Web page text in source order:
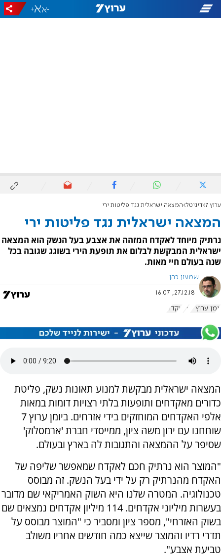
-
+
ערוץ 7 דיגיטל המצאה ישראלית נגד פליטות ירי
המצאה ישראלית נגד פליטות ירי
נרתיק מיוחד לאקדח המזהה את אצבע בעל הנשק הוא המצאה
ישראלית המבקשת לבלום את תופעת הירי בשוגג שגובה בכל
שנה בעולם חיי מאות.
שמעון כהן
27.12.18, 16:07
יומן ערוץ 7 ירי אקדח
המצאה ישראלית מבקשת למנוע תאונות נשק, פליטת
כדורים מאקדחים ותופעות בלתי רצויות דומות במאות
אלפי האקדחים המוחזקים בידי אזרחים. ביומן ערוץ 7
שוחחנו עם ירון משה ציון, ממייסדי חברת 'ארמסלוק'
שסיפר על ההמצאה והתגובות לה בארץ ובעולם.
"המוצר הוא נרתיק חכם לאקדח שמאפשר שליפה של
האקדח מהנרתיק רק על ידי בעל הנשק. זה מבוסס
טכנולוגיה. המטרה שלנו היא השוק האמריקאי שם מדובר
בעשרות מיליוני אקדחים. 114 מיליון אקדחים נמצאים שם
בשוק האזרחי", מספר ציון ומסביר כי "המוצר מבוסס על
תדרי רדיו והמוצר שייצא כמה חודשים אחריו משולב
טביעת אצבע".